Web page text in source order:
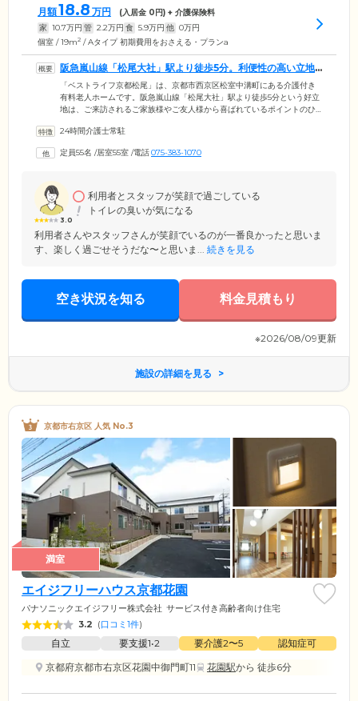
月額18.8 万円 (入居金 0円) + 介護保険料
家 10.7万円 管 2.2万円 食 5.9万円 他 0万円
個室 / 19m2 / Aタイプ 初期費用をおさえる・プランa
阪急嵐山線「松尾大社」駅より徒歩5分。利便性の高い立地
が魅力です
「ベストライフ京都松尾」は、京都市西京区松室中溝町にある介護付き
有料老人ホームです。阪急嵐山線「松尾大社」駅より徒歩5分という好立
地は、ご来訪されるご家族様やご友人様から喜ばれているポイントのひ
っしゃいますので、お買い物の際やお仕事帰りなど、ぜひお気軽にお立
川ひむかクリニック」と連携し、ご入居のみなさまの健康管理を実施。
24時間介護士常駐
定員55名 /居室55室 /電話075-383-1070
3.0
利用者とスタッフが笑顔で過ごしている
トイレの臭いが気になる
利用者さんやスタッフさんが笑顔でいるのが一番良かったと思いま
す、楽しく過ごせそうだな〜と思いま... 続きを見る
空き状況を知る 料金見積もり
※2026/08/09更新
施設の詳細を見る
京都市右京区 人気 No.3
満室
エイジフリーハウス京都花園
パナソニックエイジフリー株式会社 サービス付き高齢者向け住宅
3.2 (口コミ1件)
自立 要支援1•2 要介護2〜5
認知症可
京都府京都市右京区花園中御門町11
花園駅から 徒歩6分